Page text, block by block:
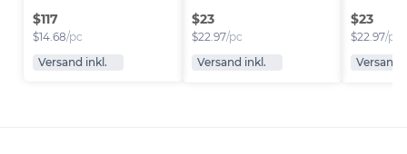
Leg..
$117
$14.68/pc
Versand inkl.
i..
$23
$22.97/pc
Versand inkl.
$23
$22.97/pc
Versand